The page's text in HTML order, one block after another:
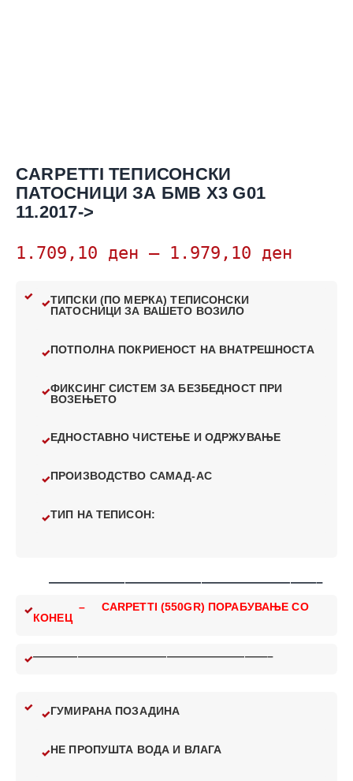
CARPETTI ТЕПИСОНСКИ
ПАТОСНИЦИ ЗА БМВ Х3 G01
11.2017->
1.709,10 ден – 1.979,10 ден
ТИПСКИ (ПО МЕРКА) ТЕПИСОНСКИ
ПАТОСНИЦИ ЗА ВАШЕТО ВОЗИЛО
ПОТПОЛНА ПОКРИЕНОСТ НА ВНАТРЕШНОСТА
ФИКСИНГ СИСТЕМ ЗА БЕЗБЕДНОСТ ПРИ
ВОЗЕЊЕТО
ЕДНОСТАВНО ЧИСТЕЊЕ И ОДРЖУВАЊЕ
ПРОИЗВОДСТВО САМАД-АС
ТИП НА ТЕПИСОН:
—————————————————————–
– CARPETTI (550GR) ПОРАБУВАЊЕ СО
КОНЕЦ
—————————————————————–
ГУМИРАНА ПОЗАДИНА
НЕ ПРОПУШТА ВОДА И ВЛАГА